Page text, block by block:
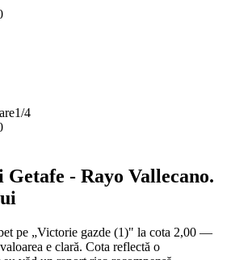
1/4
Getafe - Rayo Vallecano.
pe „Victorie gazde (1)" la cota 2,00 —
e clară. Cota reflectă o